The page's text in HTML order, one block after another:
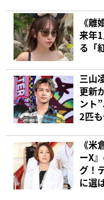
《離
来年
る「
三山
更新
ント
2匹
《米
ーX
グ！
に選